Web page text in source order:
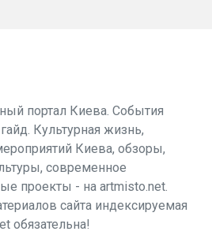
портал Киева. События
Культурная жизнь,
Киева, обзоры,
современное
проекты - на artmisto.net.
сайта индексируемая
обязательна!